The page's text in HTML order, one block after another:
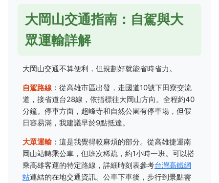
大岡山交通指南：自駕與大
眾運輸詳解
大岡山交通不算便利，但規劃好就能省時省力。
自駕路線 ：從高雄市區出發，走國道10號下田寮交流
道，接省道台28線，依指標往大岡山方向。全程約40
分鐘。停車方面，超峰寺和自然公園有停車場，但假
日容易滿，我建議早於9點抵達。
大眾運輸：這是我覺得較麻煩的部分。從高雄捷運南
岡山站轉乘公車，但班次稀疏，約1小時一班。可以搭
乘高雄客運的特定路線，詳細時刻表參考台灣高鐵網
站連結的在地交通資訊。公車下車後，步行到景點需